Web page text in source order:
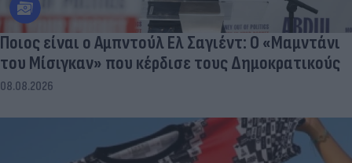
Ποιος είναι ο Αμπντούλ Ελ Σαγιέντ: Ο «Μαμντάνι
του Μίσιγκαν» που κέρδισε τους Δημοκρατικούς
08.08.2026